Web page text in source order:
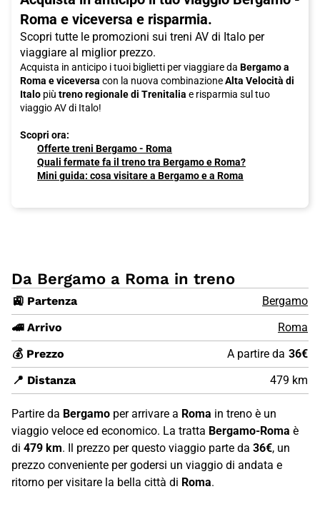
Roma e viceversa e risparmia.
Scopri tutte le promozioni sui treni AV di Italo per
viaggiare al miglior prezzo.
Acquista in anticipo i tuoi biglietti per viaggiare da Bergamo a
Roma e viceversa con la nuova combinazioneAlta Velocità di
Italo più treno regionale di Trenitalia e risparmia sul tuo
viaggio AV di Italo!
Scopri ora:
Offerte treni Bergamo - Roma
Quali fermate fa il treno tra Bergamo e Roma?
Mini guida: cosa visitare a Bergamo e a Roma
Da Bergamo a Roma in treno
🚉 Partenza
Bergamo
🚄 Arrivo
Roma
💰 Prezzo
A partire da 36€
📍 Distanza
479 km
Partire da Bergamo per arrivare a Roma in treno è un
viaggio veloce ed economico. La tratta Bergamo-Roma è
di 479 km. Il prezzo per questo viaggio parte da 36€, un
prezzo conveniente per godersi un viaggio di andata e
ritorno per visitare la bella città di Roma.